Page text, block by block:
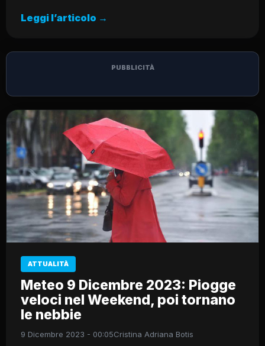
Leggi l’articolo →
PUBBLICITÀ
ATTUALITÀ
Meteo 9 Dicembre 2023: Piogge
veloci nel Weekend, poi tornano
le nebbie
9 Dicembre 2023 - 00:05Cristina Adriana Botis